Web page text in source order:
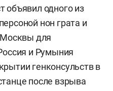
объявил одного из
нон грата и
Москвы для
и Румыния
генконсульств в
после взрыва